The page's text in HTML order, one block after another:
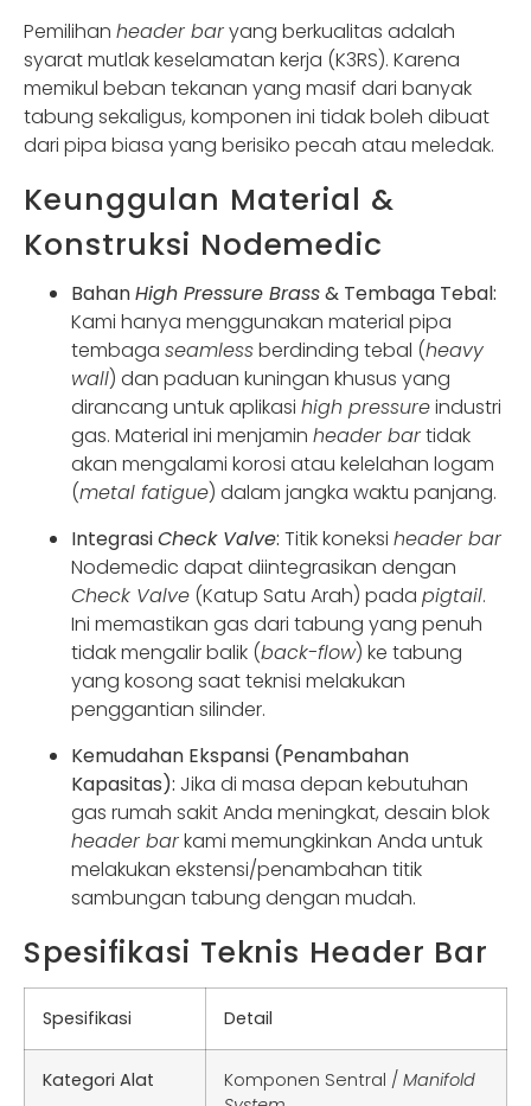
Pemilihan header baryang berkualitas adalah
syarat mutlak keselamatan kerja (K3RS). Karena
memikul beban tekanan yang masif dari banyak
tabung sekaligus, komponen ini tidak boleh dibuat
dari pipa biasa yang berisiko pecah atau meledak.
Keunggulan Material &
Konstruksi Nodemedic
BahanHigh Pressure Brass& Tembaga Tebal:
Kami hanya menggunakan material pipa
tembaga seamlessberdinding tebal (heavy
wall) dan paduan kuningan khusus yang
dirancang untuk aplikasi high pressureindustri
gas. Material ini menjamin header bartidak
akan mengalami korosi atau kelelahan logam
(metal fatigue) dalam jangka waktu panjang.
IntegrasiCheck Valve: Titik koneksi header bar
Nodemedic dapat diintegrasikan dengan
Check Valve (Katup Satu Arah) pada pigtail.
Ini memastikan gas dari tabung yang penuh
tidak mengalir balik (back-flow) ke tabung
yang kosong saat teknisi melakukan
penggantian silinder.
Kemudahan Ekspansi (Penambahan
Kapasitas): Jika di masa depan kebutuhan
gas rumah sakit Anda meningkat, desain blok
header barkami memungkinkan Anda untuk
melakukan ekstensi/penambahan titik
sambungan tabung dengan mudah.
Spesifikasi Teknis Header Bar
Spesifikasi Detail
Kategori Alat Komponen Sentral / Manifold